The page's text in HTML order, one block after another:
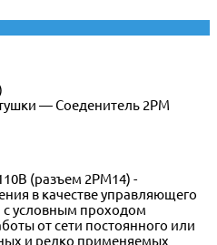
— Соеденитель 2РМ
(разъем 2РМ14) -
в качестве управляющего
с условным проходом
от сети постоянного или
и редко применяемых